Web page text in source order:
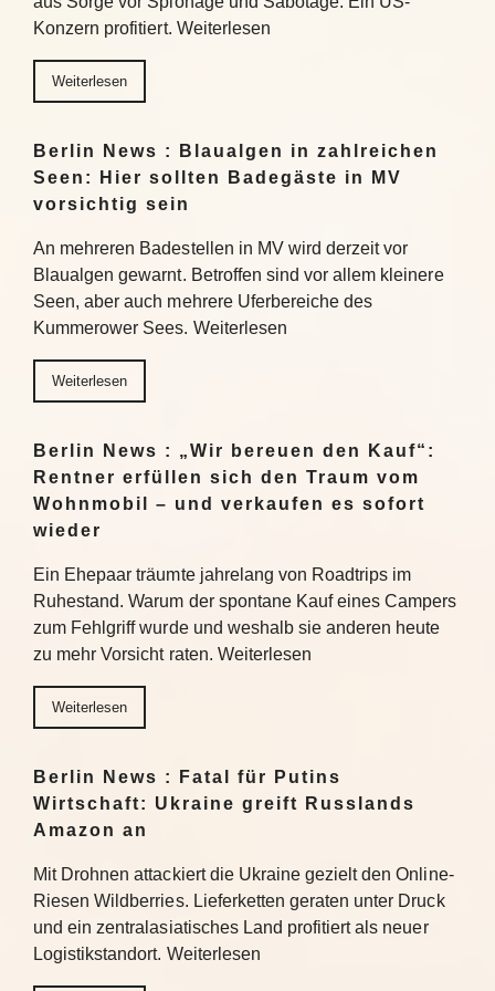
Konzern profitiert. Weiterlesen
Weiterlesen
Berlin News : Blaualgen in zahlreichen
Seen: Hier sollten Badegäste in MV
vorsichtig sein
An mehreren Badestellen in MV wird derzeit vor
Blaualgen gewarnt. Betroffen sind vor allem kleinere
Seen, aber auch mehrere Uferbereiche des
Kummerower Sees. Weiterlesen
Weiterlesen
Berlin News : „Wir bereuen den Kauf“:
Rentner erfüllen sich den Traum vom
Wohnmobil – und verkaufen es sofort
wieder
Ein Ehepaar träumte jahrelang von Roadtrips im
Ruhestand. Warum der spontane Kauf eines Campers
zum Fehlgriff wurde und weshalb sie anderen heute
zu mehr Vorsicht raten. Weiterlesen
Weiterlesen
Berlin News : Fatal für Putins
Wirtschaft: Ukraine greift Russlands
Amazon an
Mit Drohnen attackiert die Ukraine gezielt den Online-
Riesen Wildberries. Lieferketten geraten unter Druck
und ein zentralasiatisches Land profitiert als neuer
Logistikstandort. Weiterlesen